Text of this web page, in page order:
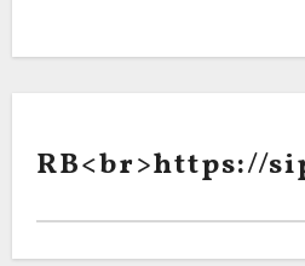
RB<br>https://